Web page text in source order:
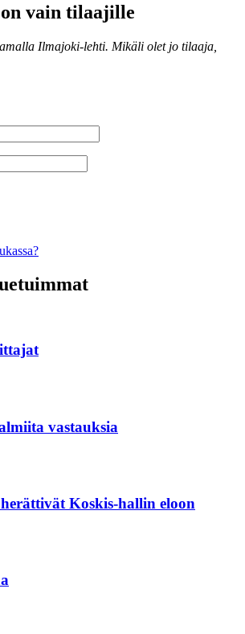
vain tilaajille
Ilmajoki-lehti. Mikäli olet jo tilaaja,
vastauksia
Koskis-hallin eloon